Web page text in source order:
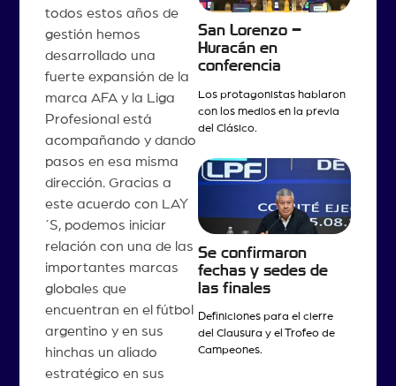
todos estos años de
gestión hemos
desarrollado una
fuerte expansión de la
marca AFA y la Liga
Profesional está
acompañando y dando
pasos en esa misma
dirección. Gracias a
este acuerdo con LAY
´S, podemos iniciar
relación con una de las
importantes marcas
globales que
encuentran en el fútbol
argentino y en sus
hinchas un aliado
estratégico en sus
San Lorenzo –
Huracán en
conferencia
Los protagonistas hablaron
con los medios en la previa
del Clásico.
Se confirmaron
fechas y sedes de
las finales
Definiciones para el cierre
del Clausura y el Trofeo de
Campeones.